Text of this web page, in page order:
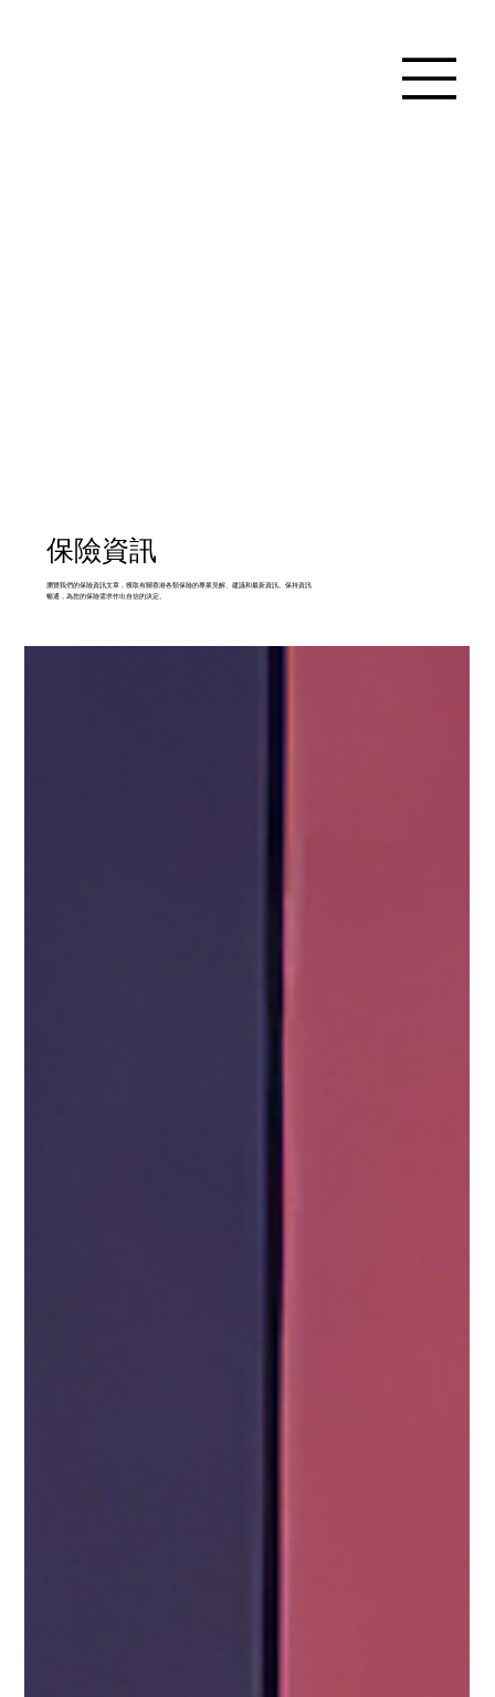
保險資訊
瀏覽我們的保險資訊文章，獲取有關香港各類保險的專業見解、建議和最新資訊。保持資訊
暢通，為您的保險需求作出自信的決定。